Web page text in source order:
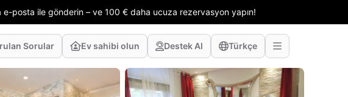
posta ile gönderin – ve 100 € daha ucuza rezervasyon yapın!
Sorular Ev sahibi olun Destek Al Türkçe